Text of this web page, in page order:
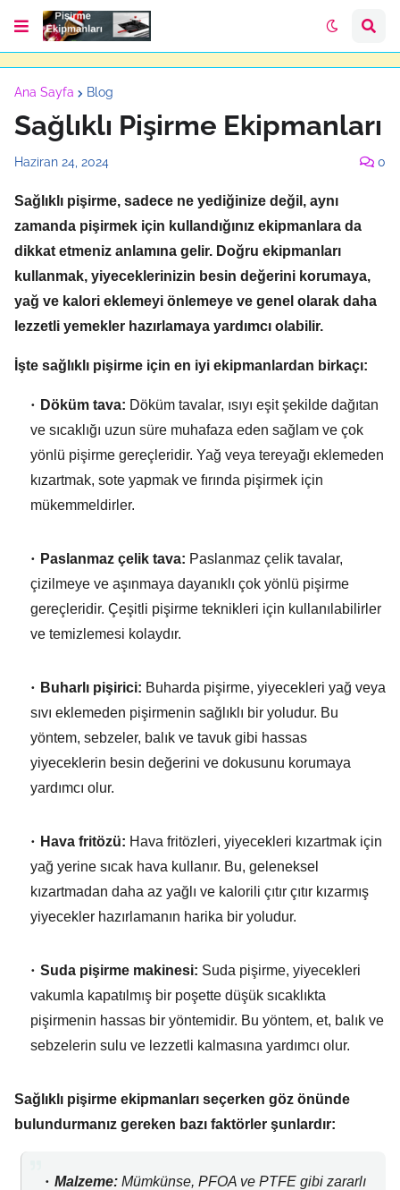
Ana Sayfa Blog
Sağlıklı Pişirme Ekipmanları
Haziran 24, 2024 0
Sağlıklı pişirme, sadece ne yediğinize değil, aynı
zamanda pişirmek için kullandığınız ekipmanlara da
dikkat etmeniz anlamına gelir. Doğru ekipmanları
kullanmak, yiyeceklerinizin besin değerini korumaya,
yağ ve kalori eklemeyi önlemeye ve genel olarak daha
lezzetli yemekler hazırlamaya yardımcı olabilir.
İşte sağlıklı pişirme için en iyi ekipmanlardan birkaçı:
Döküm tava: Döküm tavalar, ısıyı eşit şekilde dağıtan
ve sıcaklığı uzun süre muhafaza eden sağlam ve çok
yönlü pişirme gereçleridir. Yağ veya tereyağı eklemeden
kızartmak, sote yapmak ve fırında pişirmek için
mükemmeldirler.
Paslanmaz çelik tava: Paslanmaz çelik tavalar,
çizilmeye ve aşınmaya dayanıklı çok yönlü pişirme
gereçleridir. Çeşitli pişirme teknikleri için kullanılabilirler
ve temizlemesi kolaydır.
Buharlı pişirici: Buharda pişirme, yiyecekleri yağ veya
sıvı eklemeden pişirmenin sağlıklı bir yoludur. Bu
yöntem, sebzeler, balık ve tavuk gibi hassas
yiyeceklerin besin değerini ve dokusunu korumaya
yardımcı olur.
Hava fritözü: Hava fritözleri, yiyecekleri kızartmak için
yağ yerine sıcak hava kullanır. Bu, geleneksel
kızartmadan daha az yağlı ve kalorili çıtır çıtır kızarmış
yiyecekler hazırlamanın harika bir yoludur.
Suda pişirme makinesi: Suda pişirme, yiyecekleri
vakumla kapatılmış bir poşette düşük sıcaklıkta
pişirmenin hassas bir yöntemidir. Bu yöntem, et, balık ve
sebzelerin sulu ve lezzetli kalmasına yardımcı olur.
Sağlıklı pişirme ekipmanları seçerken göz önünde
bulundurmanız gereken bazı faktörler şunlardır:
Malzeme:Mümkünse, PFOA ve PTFE gibi zararlı